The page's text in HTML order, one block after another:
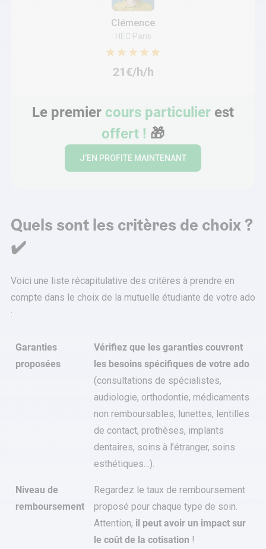
Clémence
HEC Paris
21€/h/h
Le premier cours particulier est
offert ! 🎁
J’EN PROFITE MAINTENANT
Quels sont les critères de choix ?
✔️
Voici une liste récapitulative des critères à prendre en
compte dans le choix de la mutuelle étudiante de votre ado
:
Garanties
proposées
Vérifiez que les garanties couvrent
les besoins spécifiques de votre ado
(consultations de spécialistes,
audiologie, orthodontie, médicaments
non remboursables, lunettes, lentilles
de contact, prothèses, implants
dentaires, soins à l’étranger, soins
esthétiques…).
Niveau de
remboursement
Regardez le taux de remboursement
proposé pour chaque type de soin.
Attention, il peut avoir un impact sur
le coût de la cotisation !